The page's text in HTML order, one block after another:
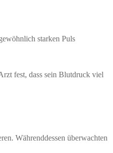
starken Puls
fest, dass sein Blutdruck viel
Währenddessen überwachten